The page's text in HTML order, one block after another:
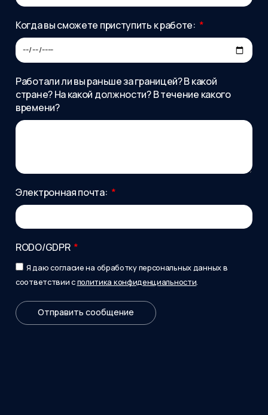
Когда вы сможете приступить к работе:
Работали ли вы раньше за границей? В какой
стране? На какой должности? В течение какого
времени?
Электронная почта:
RODO/GDPR
Я даю согласие на обработку персональных данных в
соответствии сполитика конфиденциальности
Отправить сообщение